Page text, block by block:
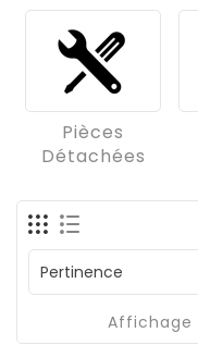
Pièces
Détachées
Pertinence
Affichage